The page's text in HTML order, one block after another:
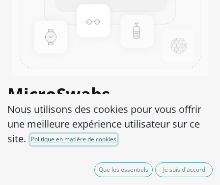
MicroSwabs
Streptococcus mutans
ATCC® 35668™
hors TVA
Nous utilisons des cookies pour vous offrir
une meilleure expérience utilisateur sur ce
site.
Politique en matière de cookies
Que les essentiels Je suis d'accord